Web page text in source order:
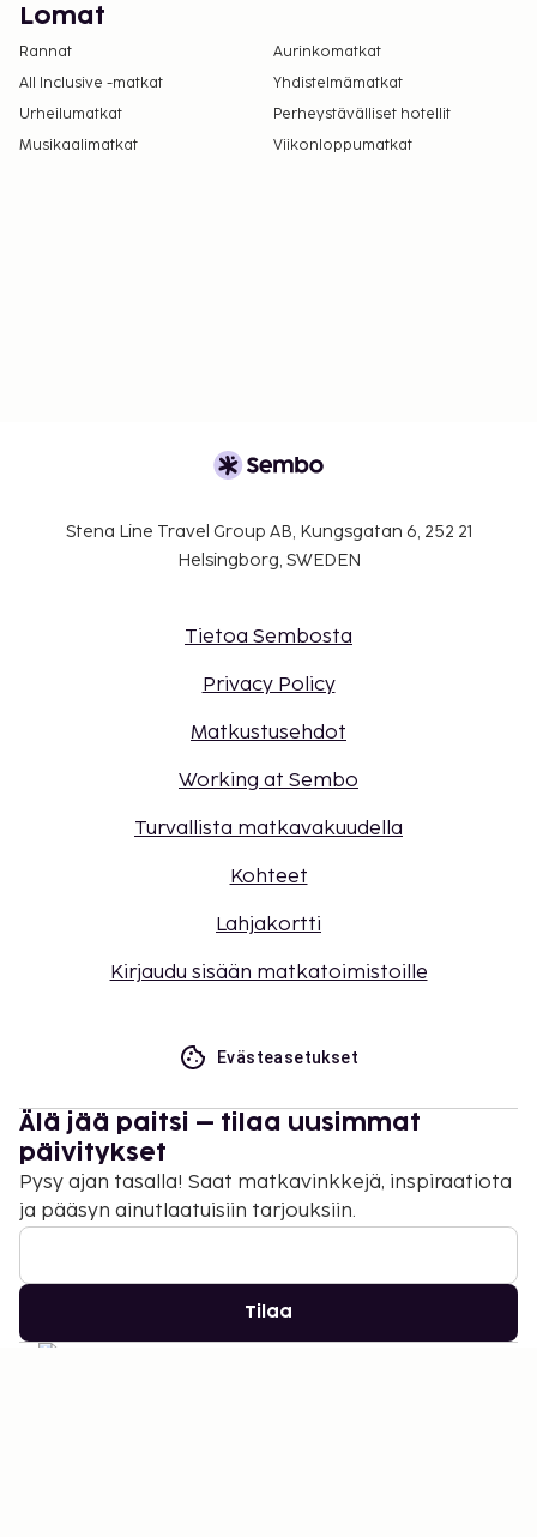
Lomat
Rannat
Aurinkomatkat
All Inclusive -matkat
Yhdistelmämatkat
Urheilumatkat
Perheystävälliset hotellit
Musikaalimatkat
Viikonloppumatkat
Stena Line Travel Group AB, Kungsgatan 6, 252 21
Helsingborg, SWEDEN
Tietoa Sembosta
Privacy Policy
Matkustusehdot
Working at Sembo
Turvallista matkavakuudella
Kohteet
Lahjakortti
Kirjaudu sisään matkatoimistoille
Evästeasetukset
Älä jää paitsi – tilaa uusimmat
päivitykset
Pysy ajan tasalla! Saat matkavinkkejä, inspiraatiota
ja pääsyn ainutlaatuisiin tarjouksiin.
Tilaa